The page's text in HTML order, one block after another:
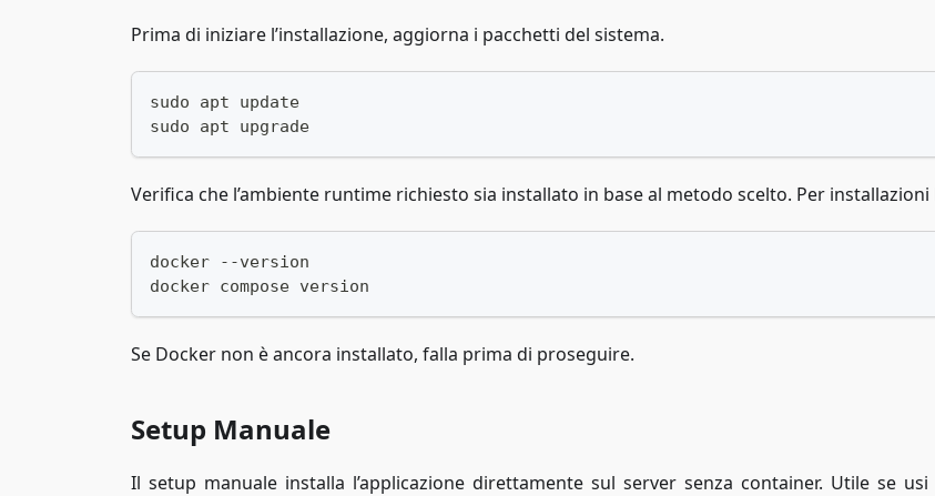
Prima di iniziare l’installazione, aggiorna i pacchetti del sistema.
sudo apt update
sudo apt upgrade
Verifica che l’ambiente runtime richiesto sia installato in base al metodo scelto. Per installazioni
docker --version
docker compose version
Se Docker non è ancora installato, falla prima di proseguire.
Setup Manuale
Il setup manuale installa l’applicazione direttamente sul server senza container. Utile se